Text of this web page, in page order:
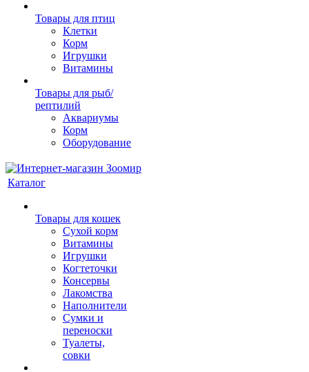
Товары для птиц
Клетки
Корм
Игрушки
Витамины
Товары для рыб/
рептилий
Аквариумы
Корм
Оборудование
Каталог
Товары для кошек
Cухой корм
Витамины
Игрушки
Когтеточки
Консервы
Лакомства
Наполнители
Сумки и
переноски
Туалеты,
совки